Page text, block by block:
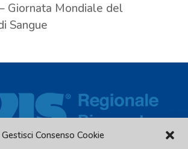
Gestisci Consenso Cookie
Giornata Mondiale del
Sangue